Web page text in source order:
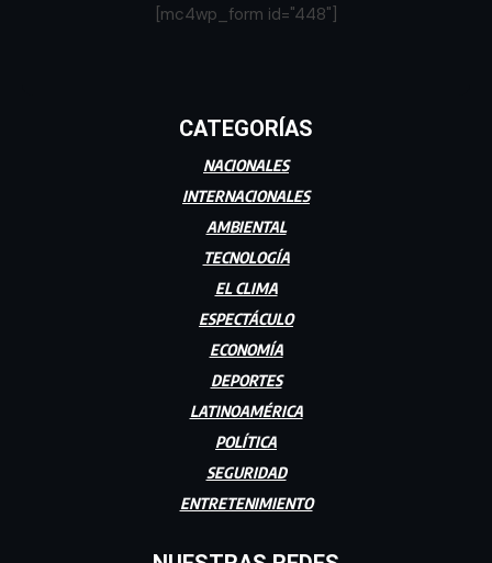
[mc4wp_form id="448"]
CATEGORÍAS
NACIONALES
INTERNACIONALES
AMBIENTAL
TECNOLOGÍA
EL CLIMA
ESPECTÁCULO
ECONOMÍA
DEPORTES
LATINOAMÉRICA
POLÍTICA
SEGURIDAD
ENTRETENIMIENTO